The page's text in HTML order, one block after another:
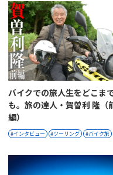
バイクでの旅人生をどこま
も。旅の達人・賀曽利 隆（
編）
インタビュー ツーリング バイク旅